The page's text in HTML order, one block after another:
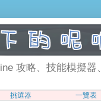
攻略、技能模擬
挑選器 一覽表